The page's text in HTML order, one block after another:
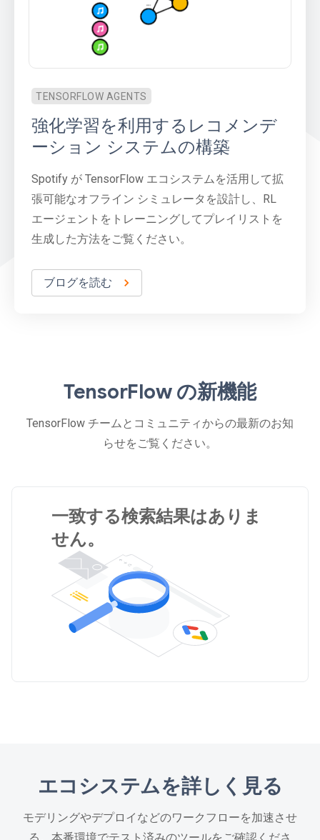
TENSORFLOW AGENTS
強化学習を利用するレコメンデ
ーション システムの構築
Spotify が TensorFlow エコシステムを活用して拡
張可能なオフライン シミュレータを設計し、RL
エージェントをトレーニングしてプレイリストを
生成した方法をご覧ください。
ブログを読む
TensorFlow の新機能
TensorFlow チームとコミュニティからの最新のお知
らせをご覧ください。
一致する検索結果はありま
せん。
エコシステムを詳しく見る
モデリングやデプロイなどのワークフローを加速させ